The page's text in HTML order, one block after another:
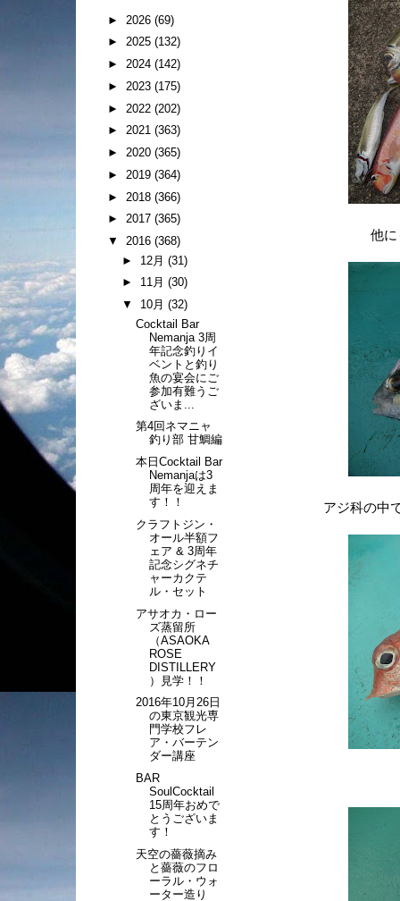
他
アジ科の中
► 2026 (69)
► 2025 (132)
► 2024 (142)
► 2023 (175)
► 2022 (202)
► 2021 (363)
► 2020 (365)
► 2019 (364)
► 2018 (366)
► 2017 (365)
▼ 2016 (368)
► 12月 (31)
► 11月 (30)
▼ 10月 (32)
Cocktail Bar
Nemanja 3周
年記念釣りイ
ベントと釣り
魚の宴会にご
参加有難うご
ざいま...
第4回ネマニャ
釣り部 甘鯛編
本日Cocktail Bar
Nemanjaは3
周年を迎えま
す！！
クラフトジン・
オール半額フ
ェア & 3周年
記念シグネチ
ャーカクテ
ル・セット
アサオカ・ロー
ズ蒸留所
（ASAOKA
ROSE
DISTILLERY
）見学！！
2016年10月26日
の東京観光専
門学校フレ
ア・バーテン
ダー講座
BAR
SoulCocktail
15周年おめで
とうございま
す！
天空の薔薇摘み
と薔薇のフロ
ーラル・ウォ
ーター造り